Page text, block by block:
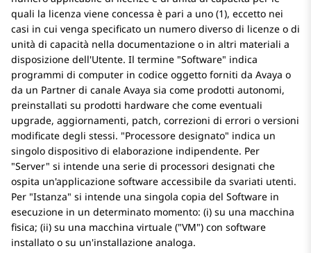
quali la licenza viene concessa è pari a uno (1), eccetto nei
casi in cui venga specificato un numero diverso di licenze o di
unità di capacità nella documentazione o in altri materiali a
disposizione dell'Utente. Il termine Software indica
programmi di computer in codice oggetto forniti da Avaya o
da un Partner di canale Avaya sia come prodotti autonomi,
preinstallati su prodotti hardware che come eventuali
upgrade, aggiornamenti, patch, correzioni di errori o versioni
modificate degli stessi.
Processore designato indica un
singolo dispositivo di elaborazione indipendente. Per
Server si intende una serie di processori designati che
ospita un'applicazione software accessibile da svariati utenti.
Per Istanza si intende una singola copia del Software in
esecuzione in un determinato momento: (i) su una macchina
fisica; (ii) su una macchina virtuale ( VM ) con software
installato o su un'installazione analoga.